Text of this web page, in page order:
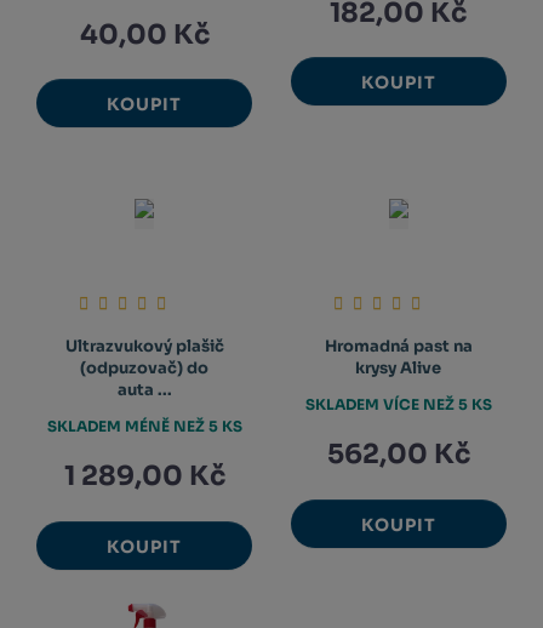
40,00 Kč
KOUPIT
182,00 Kč
KOUPIT
Ultrazvukový plašič
(odpuzovač) do
auta ...
1 289,00 Kč
KOUPIT
SKLADEM MÉNĚ NEŽ 5 KS
Hromadná past na
krysy Alive
562,00 Kč
KOUPIT
SKLADEM VÍCE NEŽ 5 KS